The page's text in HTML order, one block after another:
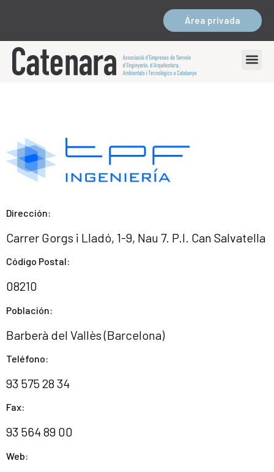
Àrea privada
Dirección:
Carrer Gorgs i Lladó, 1-9, Nau 7. P.I. Can Salvatella
Código Postal:
08210
Población:
Barberà del Vallès (Barcelona)
Teléfono:
93 575 28 34
Fax:
93 564 89 00
Web: